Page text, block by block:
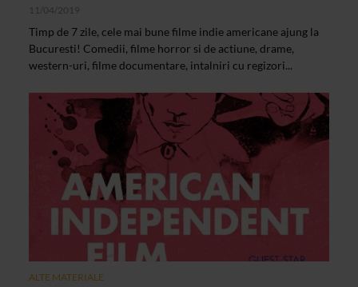
11/04/2019
Timp de 7 zile, cele mai bune filme indie americane ajung la
Bucuresti! Comedii, filme horror si de actiune, drame,
western-uri, filme documentare, intalniri cu regizori...
ALTE MATERIALE